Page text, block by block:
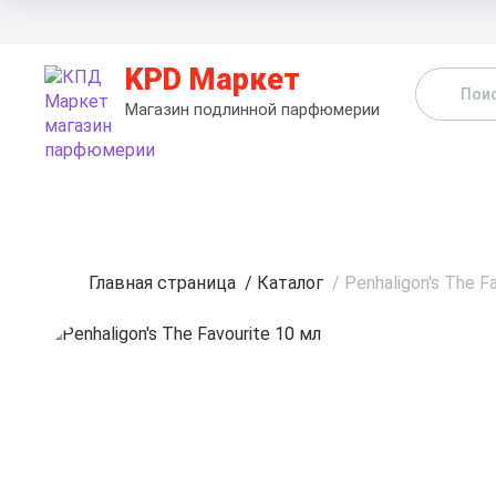
KPD Маркет
Магазин подлинной парфюмерии
Главная страница / Каталог / Penhaligon's The